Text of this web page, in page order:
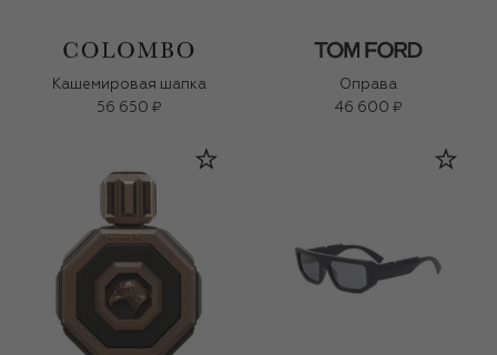
Кашемировая шапка
56 650 ₽
Оправа
46 600 ₽